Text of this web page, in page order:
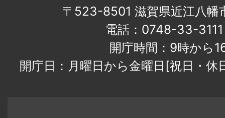
〒523-8501 滋賀県近江八幡
電話：0748-33-
開庁時間：9時から
開庁日：月曜日から金曜日[祝日・